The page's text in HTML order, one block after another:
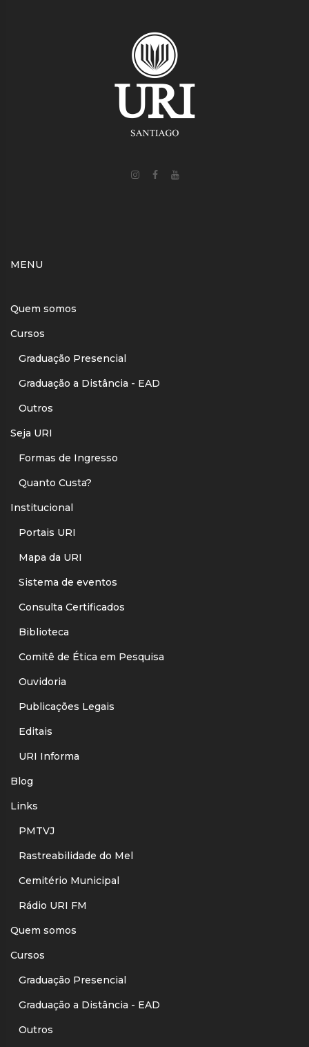
MENU
Quem somos
Cursos
Graduação Presencial
Graduação a Distância - EAD
Outros
Seja URI
Formas de Ingresso
Quanto Custa?
Institucional
Portais URI
Mapa da URI
Sistema de eventos
Consulta Certificados
Biblioteca
Comitê de Ética em Pesquisa
Ouvidoria
Publicações Legais
Editais
URI Informa
Blog
Links
PMTVJ
Rastreabilidade do Mel
Cemitério Municipal
Rádio URI FM
Quem somos
Cursos
Graduação Presencial
Graduação a Distância - EAD
Outros